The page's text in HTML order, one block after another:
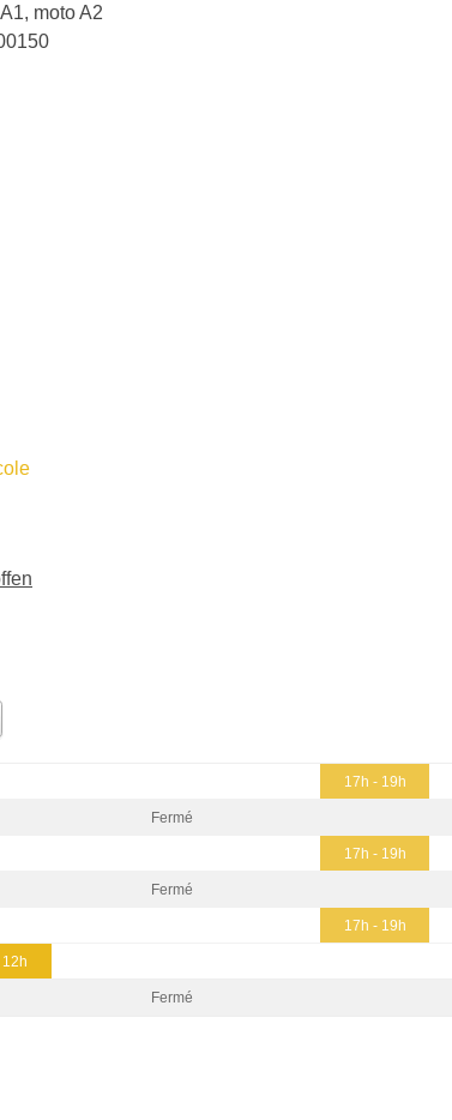
moto A2
17h - 19h
Fermé
17h - 19h
Fermé
17h - 19h
12h
Fermé